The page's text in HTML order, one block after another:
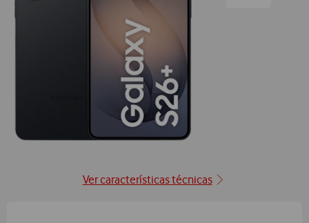
Ver características técnicas